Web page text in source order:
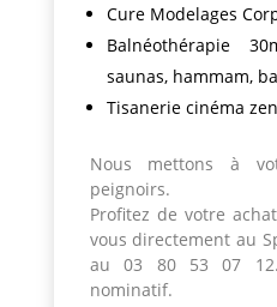
Cure Modelages
Balnéothérapie
saunas, hammam,
Tisanerie cinéma zen
Nous mettons à
peignoirs.
Profitez de votre
vous directement au
au 03 80 53 07
nominatif.